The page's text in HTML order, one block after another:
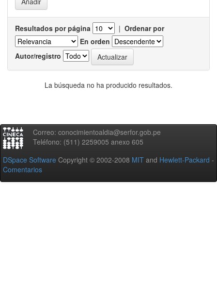
Resultados por página | Ordenar por
En orden
Autor/registro
La búsqueda no ha producido resultados.
Correo: conocimientoaldia@serfor.gob.pe
Teléfono: (511) 2259005 anexo 605
DSpace Software Copyright © 2002-2008 MIT and Hewlett-Packard -
Comentarios